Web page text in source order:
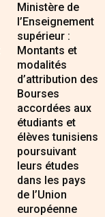
Ministère de
l’Enseignement
supérieur :
Montants et
modalités
d’attribution des
Bourses
accordées aux
étudiants et
élèves tunisiens
poursuivant
leurs études
dans les pays
de l’Union
européenne